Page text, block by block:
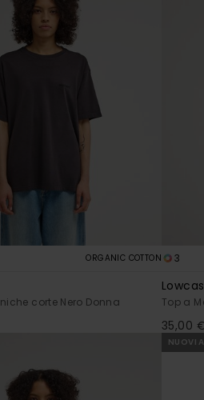
ORGANIC COTTON
corte Nero Donna
3
Top a
35,00
NUOVI